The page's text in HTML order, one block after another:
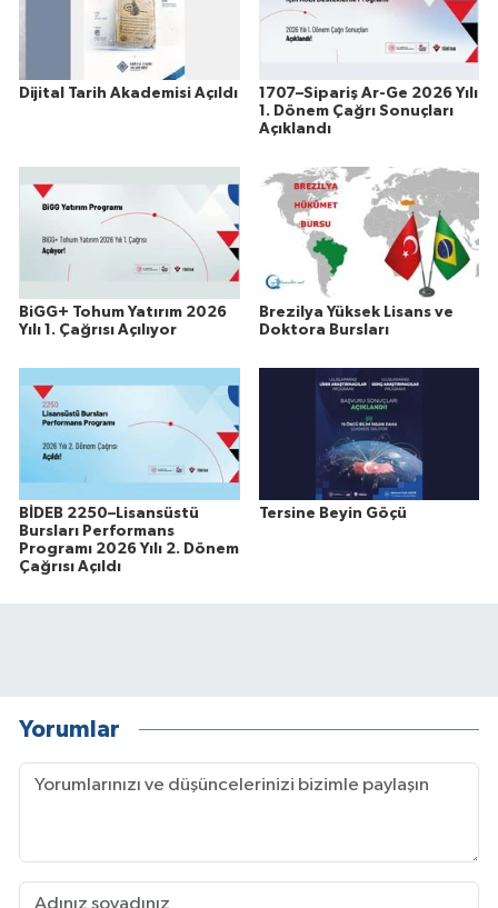
Dijital Tarih Akademisi Açıldı
1707–Sipariş Ar-Ge 2026 Yılı
1. Dönem Çağrı Sonuçları
Açıklandı
BiGG+ Tohum Yatırım 2026
Yılı 1. Çağrısı Açılıyor
Brezilya Yüksek Lisans ve
Doktora Bursları
BİDEB 2250–Lisansüstü
Bursları Performans
Programı 2026 Yılı 2. Dönem
Çağrısı Açıldı
Tersine Beyin Göçü
Yorumlar